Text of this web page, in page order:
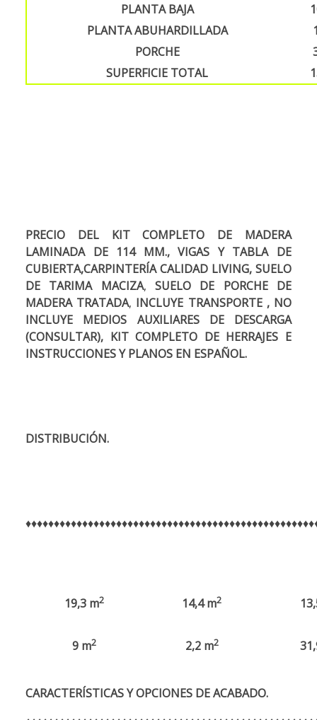
PLANTA BAJA
PLANTA ABUHARDILLADA
PORCHE
SUPERFICIE TOTAL
PRECIO DEL KIT COMPLETO DE MADERA
LAMINADA DE 114 MM., VIGAS Y TABLA DE
CUBIERTA,CARPINTERÍA CALIDAD LIVING, SUELO
DE TARIMA MACIZA,SUELO DE PORCHE DE
MADERA TRATADA, INCLUYE TRANSPORTE , NO
INCLUYE MEDIOS AUXILIARES DE DESCARGA
(CONSULTAR), KIT COMPLETO DE HERRAJES E
INSTRUCCIONES Y PLANOS EN ESPAÑOL.
DISTRIBUCIÓN.
19,3 m2 14,4 m2
9 m2 2,2 m2
CARACTERÍSTICAS Y OPCIONES DE ACABADO.